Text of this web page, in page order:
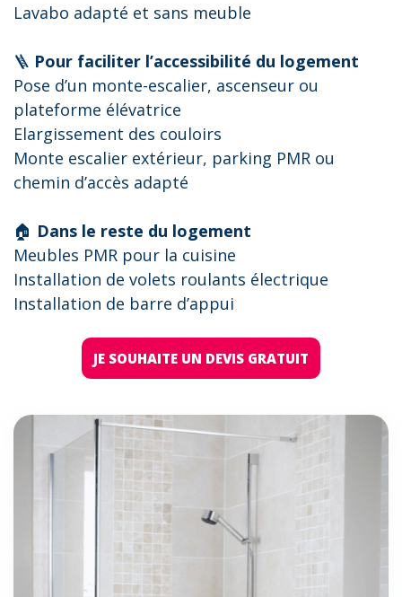
Lavabo adapté et sans meuble
🪜 Pour faciliter l’accessibilité du logement
Pose d’un monte-escalier, ascenseur ou
plateforme élévatrice
Elargissement des couloirs
Monte escalier extérieur, parking PMR ou
chemin d’accès adapté
🏠 Dans le reste du logement
Meubles PMR pour la cuisine
Installation de volets roulants électrique
Installation de barre d’appui
JE SOUHAITE UN DEVIS GRATUIT